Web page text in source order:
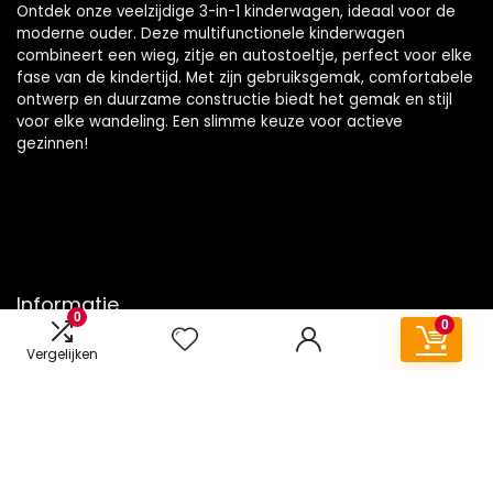
0
Vergelijken
0
Ontdek onze veelzijdige 3-in-1 kinderwagen, ideaal voor de
moderne ouder. Deze multifunctionele kinderwagen
combineert een wieg, zitje en autostoeltje, perfect voor elke
fase van de kindertijd. Met zijn gebruiksgemak, comfortabele
ontwerp en duurzame constructie biedt het gemak en stijl
voor elke wandeling. Een slimme keuze voor actieve
gezinnen!
Informatie
Contact